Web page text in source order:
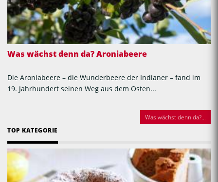
Was wächst denn da? Aroniabeere
Die Aroniabeere – die Wunderbeere der Indianer – fand im
19. Jahrhundert seinen Weg aus dem Osten...
Was wächst denn da?...
TOP KATEGORIE